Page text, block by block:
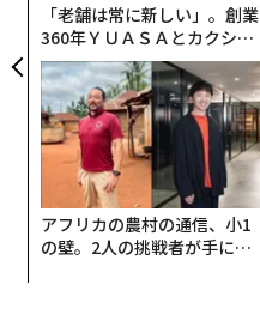
「老舗は常に新しい」。創業
360年ＹＵＡＳＡとカクシン
CEO田尻望が語る、AIを超え
る人の価値
アフリカの農村の通信、小1
の壁。2人の挑戦者が手にし